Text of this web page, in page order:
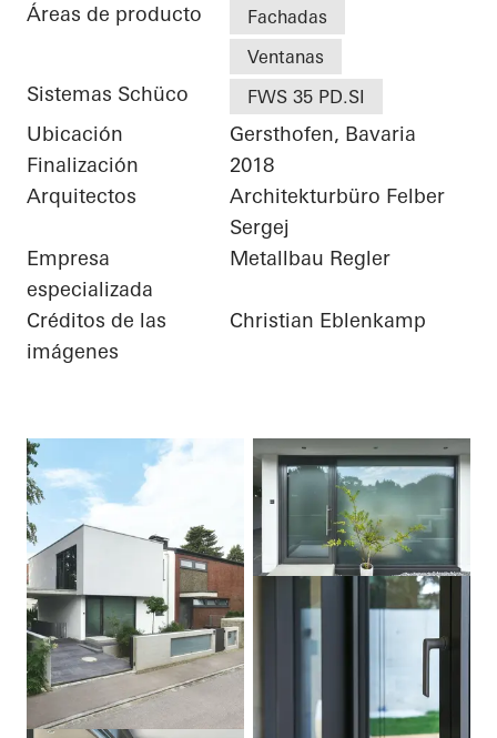
Áreas de producto
Fachadas
Ventanas
Sistemas Schüco FWS 35 PD.SI
Ubicación
Gersthofen, Bavaria
Finalización
2018
Arquitectos
Architekturbüro Felber
Sergej
Empresa
especializada
Metallbau Regler
Créditos de las
imágenes
Christian Eblenkamp